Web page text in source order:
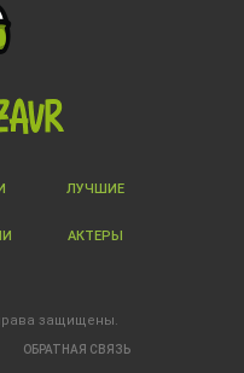
ЛУЧШИЕ
АКТЕРЫ
защищены.
ОБРАТНАЯ СВЯЗЬ